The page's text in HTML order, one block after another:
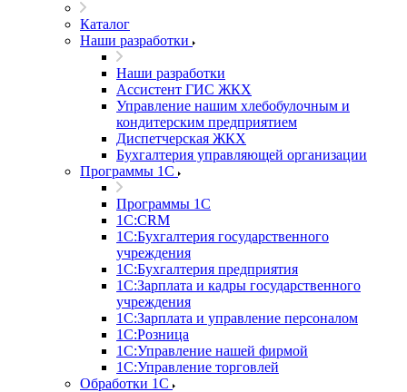
Каталог
Наши разработки
Наши разработки
Ассистент ГИС ЖКХ
Управление нашим хлебобулочным и
кондитерским предприятием
Диспетчерская ЖКХ
Бухгалтерия управляющей организации
Программы 1С
Программы 1С
1С:CRM
1С:Бухгалтерия государственного
учреждения
1С:Бухгалтерия предприятия
1С:Зарплата и кадры государственного
учреждения
1С:Зарплата и управление персоналом
1С:Розница
1С:Управление нашей фирмой
1С:Управление торговлей
Обработки 1С